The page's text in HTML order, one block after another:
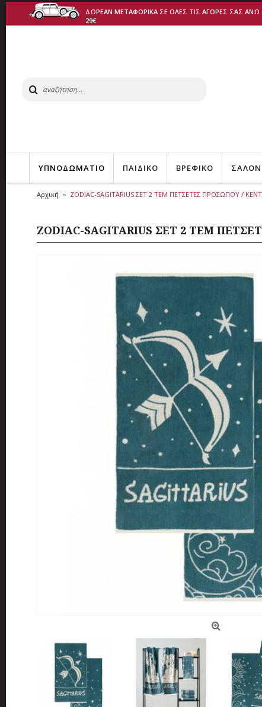
ΔΩΡΕΑΝ ΜΕΤΑΦΟΡΙΚΑ ΣΕ ΟΛΕΣ ΤΙΣ ΑΓΟΡΕΣ ΣΑΣ
29€
ΥΠΝΟΔΩΜΑΤΙΟ ΠΑΙΔΙΚΟ ΒΡΕΦΙΚΟ
Αρχική ZODIAC-SAGITARIUS ΣΕΤ 2 ΤΕΜ ΠΕΤΣΕΤΕΣ ΠΡΟΣΩΠΟΥ /
ZODIAC-SAGITARIUS ΣΕΤ 2 ΤΕΜ